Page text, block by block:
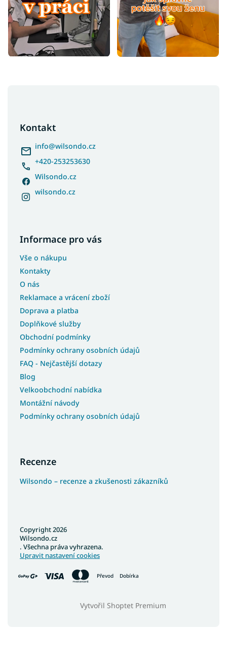
Kontakt
info@wilsondo.cz
+420-253253630
Wilsondo.cz
wilsondo.cz
Informace pro vás
Vše o nákupu
Kontakty
O nás
Reklamace a vrácení zboží
Doprava a platba
Doplňkové služby
Obchodní podmínky
Podmínky ochrany osobních údajů
FAQ - Nejčastější dotazy
Blog
Velkoobchodní nabídka
Montážní návody
Podmínky ochrany osobních údajů
Recenze
Wilsondo – recenze a zkušenosti zákazníků
Převod Dobírka
Vytvořil Shoptet Premium
Copyright 2026
Wilsondo.cz
. Všechna práva vyhrazena.
Upravit nastavení cookies